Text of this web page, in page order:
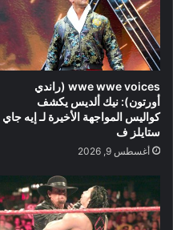
wwe wwe voices (راندي
أورتون): نيك ألديس يكشف
كواليس المواجهة الأخيرة لـ إيه جاي
ستايلز ف
أغسطس 9, 2026